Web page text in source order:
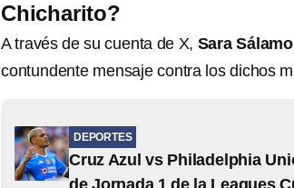
Chicharito?
A través de su cuenta de X, Sara Sálamo
contundente mensaje contra los dichos
DEPORTES
Cruz Azul vs Philadelphia
de Jornada 1 de la Leagues